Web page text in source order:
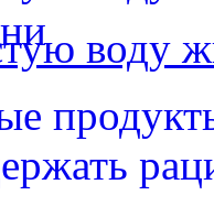
воду